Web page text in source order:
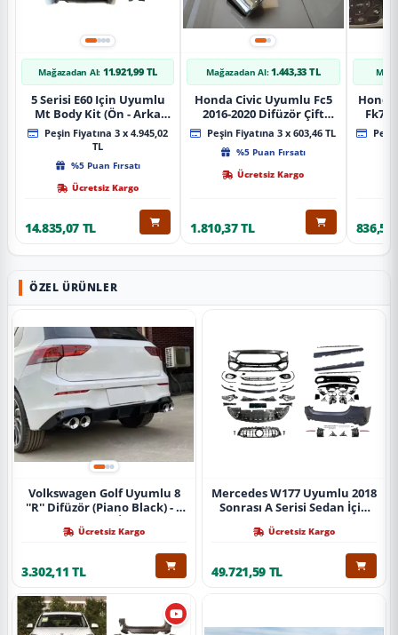
Mağazadan Al: 11.921,99 TL
5 Serisi E60 Için Uyumlu
Mt Body Kit (Ön - Arka
Tampon -Marspiyel )
Peşin Fiyatına 3 x 4.945,02
TL
%5 Puan Fırsatı
Ücretsiz Kargo
14.835,07 TL
Mağazadan Al: 1.443,33 TL
Honda Civic Uyumlu Fc5
2016-2020 Difüzör Çift
Çıkış İçin Egzoz Seti
Peşin Fiyatına 3 x 603,46 TL
%5 Puan Fırsatı
Ücretsiz Kargo
1.810,37 TL
Fk7
836,51
ÖZEL ÜRÜNLER
Volkswagen Golf Uyumlu 8
''R'' Difüzör (Piano Black) - 4
Paket İçin)
Ücretsiz Kargo
3.302,11 TL
Mercedes W177 Uyumlu 2018
Sonrası A Serisi Sedan İçin
Tamponlu Set)
Ücretsiz Kargo
49.721,59 TL